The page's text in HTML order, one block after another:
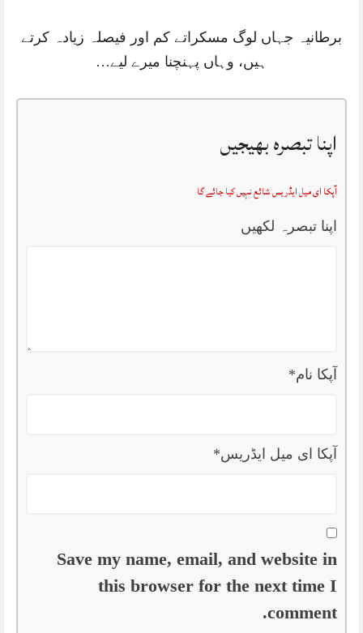
برطانیہ جہاں لوگ مسکراتے کم اور فیصلہ زیادہ کرتے
ہیں، وہاں پہنچنا میرے لیے…
اپنا تبصرہ بھیجیں
آپکا ای میل ایڈریس شائع نہیں کیا جائے گا
اپنا تبصرہ لکھیں
آپکا نام*
آپکا ای میل ایڈریس*
Save my name, email, and website in
this browser for the next time I
comment.